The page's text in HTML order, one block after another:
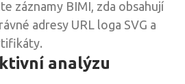
záznamy BIMI, zda obsahují
adresy URL loga SVG a
analýzu